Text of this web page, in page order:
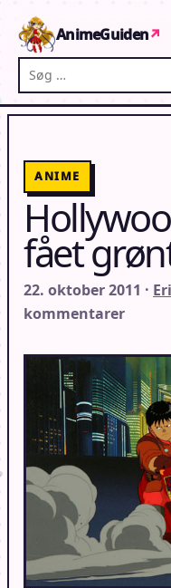
AnimeGuiden↗
Søg på AnimeGuiden
ANIME
fået
22. oktober 2011 ·
kommentarer